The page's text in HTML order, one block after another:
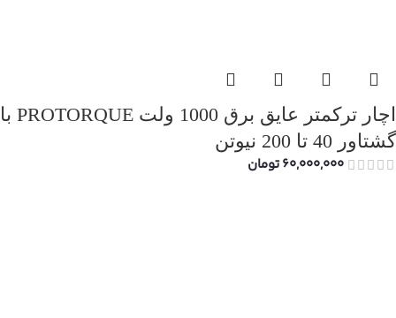
اچار ترکمتر عایق برق 1000 ولت PROTORQUE با
گشتاور 40 تا 200 نیوتن
60,000,000تومان